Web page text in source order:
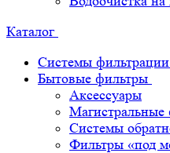
Каталог
Системы
Бытовые фильтры
Аксессуары
Магистральные
Системы
Фильтры «под